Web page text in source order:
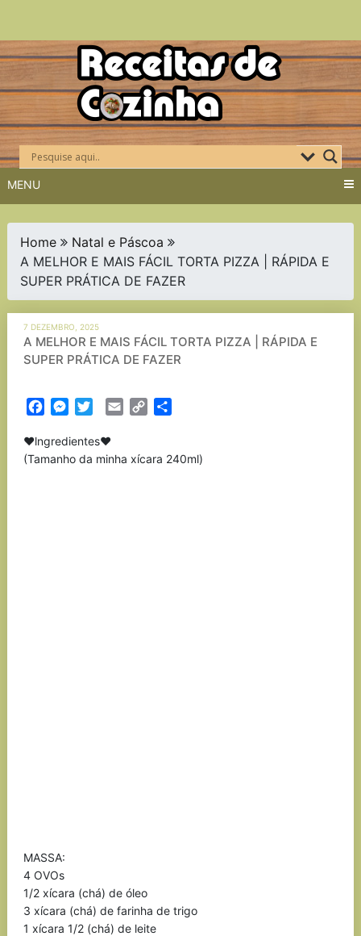
Skip
to
content
MENU
Home
Natal e Páscoa
A MELHOR E MAIS FÁCIL TORTA PIZZA | RÁPIDA E
SUPER PRÁTICA DE FAZER
7 DEZEMBRO, 2025
A MELHOR E MAIS FÁCIL TORTA PIZZA | RÁPIDA E
SUPER PRÁTICA DE FAZER
FacebookMessenger
TwitterEmail Copy
❤️lngredientes❤️
(Tamanho da minha xícara 240ml)
MASSA:
4 OVOs
1/2 xícara (chá) de óleo
3 xícara (chá) de farinha de trigo
1 xícara 1/2 (chá) de leite